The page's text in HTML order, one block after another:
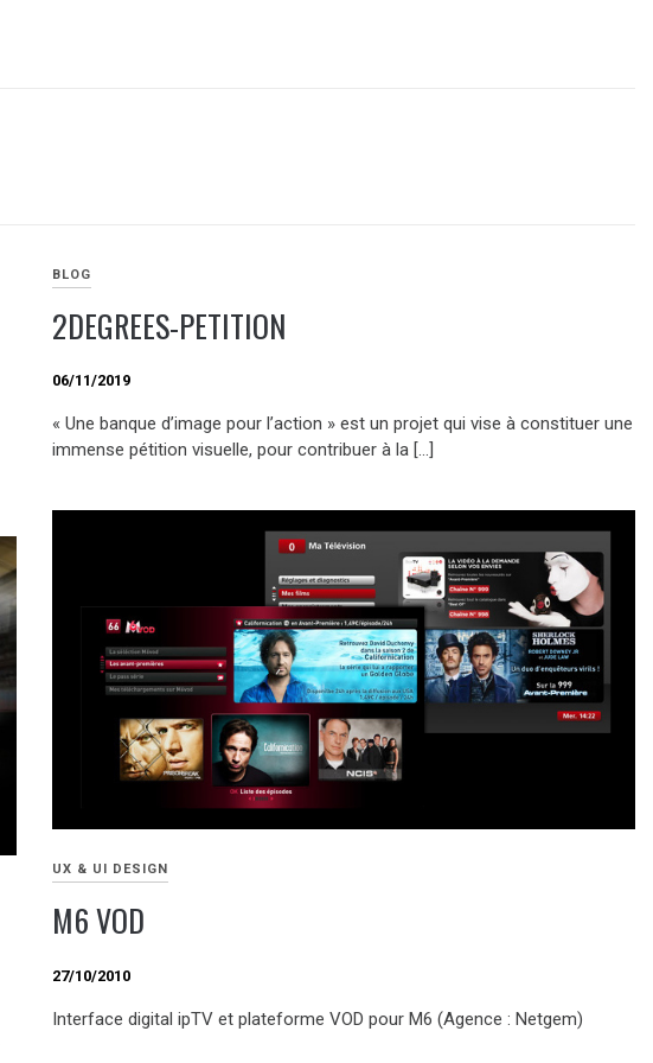
BLOG
2DEGREES-PETITION
06/11/2019
« Une banque d’image pour l’action » est un projet qui vise à constituer une
immense pétition visuelle, pour contribuer à la […]
UX & UI DESIGN
M6 VOD
27/10/2010
Interface digital ipTV et plateforme VOD pour M6 (Agence : Netgem)